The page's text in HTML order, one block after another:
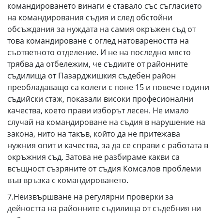
командироването винаги е ставало със съгласието
на командирования съдия и след обстойни
обсъждания за нуждата на самия окръжен съд от
това командироване с оглед натовареността на
съответното отделение. И не на последно място
трябва да отбележим, че съдиите от районните
съдилища от Пазарджишкия съдебен район
преобладаващо са колеги с поне 15 и повече години
съдийски стаж, показали високи професионални
качества, което прави изборът лесен. Не имало
случай на командироване на съдия в нарушение на
закона, нито на такъв, който да не притежава
нужния опит и качества, за да се справи с работата в
окръжния съд. Затова не разбираме какви са
всъщност съзряните от съдия Комсалов проблеми
във връзка с командироването.
7.Неизвършване на регулярни проверки за
дейността на районните съдилища от съдебния ни